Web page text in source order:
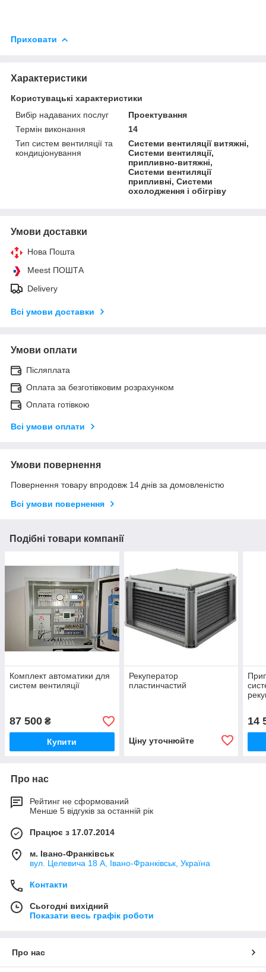
Приховати
Характеристики
Користувацькі характеристики
Вибір надаваних послуг
Проектування
Термін виконання
14
Тип систем вентиляції та
кондиціонування
Системи вентиляції витяжні,
Системи вентиляції,
припливно-витяжні,
Системи вентиляції
припливні, Системи
охолодження і обігріву
Умови доставки
Нова Пошта
Meest ПОШТА
Delivery
Всі умови доставки
Умови оплати
Післяплата
Оплата за безготівковим розрахунком
Оплата готівкою
Всі умови оплати
Умови повернення
Повернення товару впродовж 14 днів за домовленістю
Всі умови повернення
Подібні товари компанії
Комплект автоматики для
систем вентиляції
87 500 ₴
Купити
Рекуператор
пластинчастий
Ціну уточнюйте
14
Про нас
Рейтинг не сформований
Менше 5 відгуків за останній рік
Працює з 17.07.2014
м. Івано-Франківськ
вул. Целевича 18 А, Івано-Франківськ, Україна
Контакти
Сьогодні вихідний
Показати весь графік роботи
Про нас